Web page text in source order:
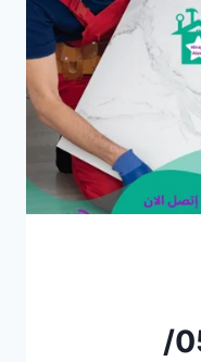
دبي/0565405680/